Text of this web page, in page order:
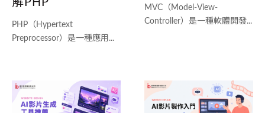
PHP（Hypertext
Preprocessor）是一種應用...
MVC（Model-View-
Controller）是一種軟體開發...